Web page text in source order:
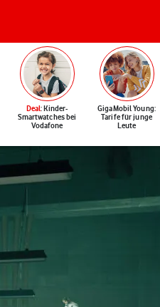
Deal: Kinder-
Smartwatches bei
Vodafone
GigaMobil Young:
Tarife für junge
Leute